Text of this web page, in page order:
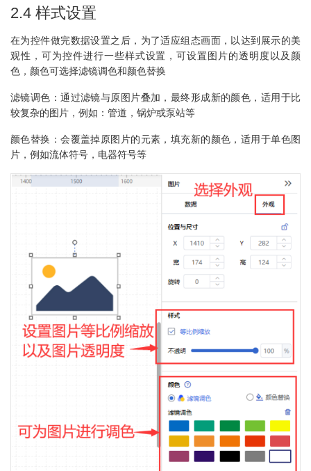
2.4 样式设置
在为控件做完数据设置之后，为了适应组态画面，以达到展示的美
观性，可为控件进行一些样式设置，可设置图片的透明度以及颜
色，颜色可选择滤镜调色和颜色替换
滤镜调色：通过滤镜与原图片叠加，最终形成新的颜色，适用于比
较复杂的图片，例如：管道，锅炉或泵站等
颜色替换：会覆盖掉原图片的元素，填充新的颜色，适用于单色图
片，例如流体符号，电器符号等